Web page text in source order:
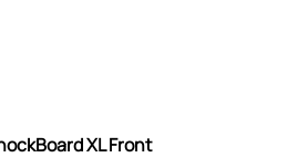
XL Front